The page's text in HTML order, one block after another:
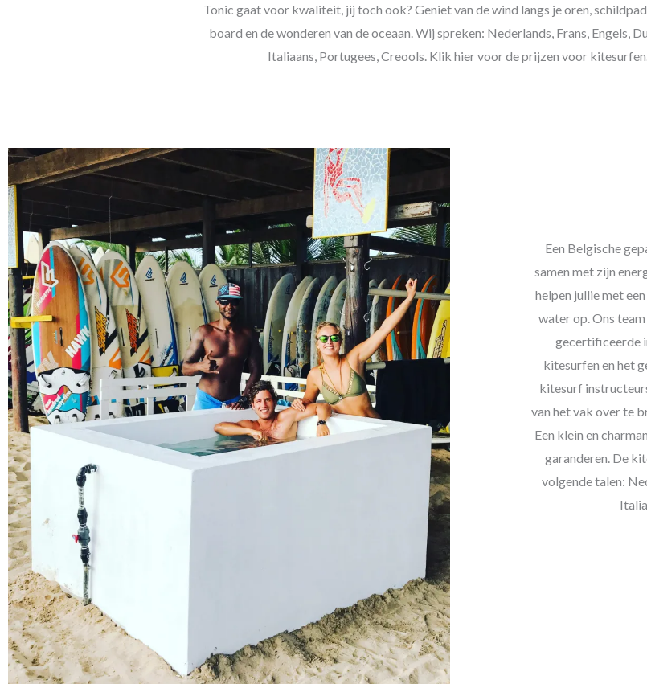
Tonic gaat voor kwaliteit, jij toch ook? Geniet van de wind langs je oren,
board en de wonderen van de oceaan. Wij spreken: Nederlands, Frans, Engels,
Italiaans, Portugees, Creools. Klik hier voor de prijzen voor
Een Belgische
samen met zijn
helpen jullie met
water op. Ons
gecertificeerde
kitesurfen en het
kitesurf
van het vak over te
Een klein en
garanderen. De
volgende talen: